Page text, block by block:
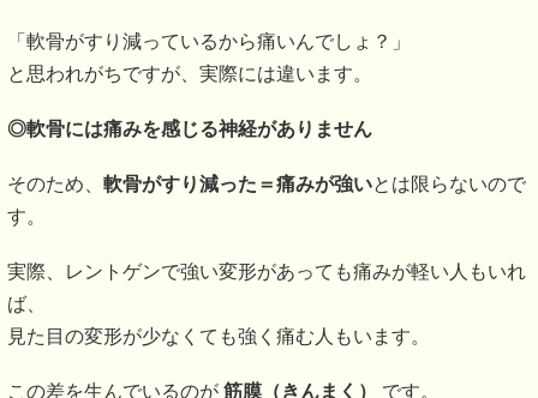
「軟骨がすり減っているから痛いんでしょ？」
と思われがちですが、実際には違います。
◎軟骨には痛みを感じる神経がありません
そのため、 軟骨がすり減った＝痛みが強いとは限らないので
す。
実際、レントゲンで強い変形があっても痛みが軽い人もいれ
ば、
見た目の変形が少なくても強く痛む人もいます。
この差を生んでいるのが 筋膜（きんまく） です。